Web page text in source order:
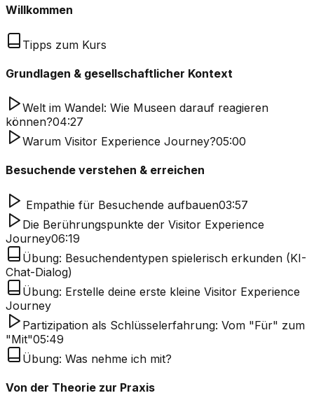
Willkommen
Tipps zum Kurs
Grundlagen & gesellschaftlicher Kontext
Welt im Wandel: Wie Museen darauf reagieren
können?04:27
Warum Visitor Experience Journey?05:00
Besuchende verstehen & erreichen
Empathie für Besuchende aufbauen03:57
Die Berührungspunkte der Visitor Experience
Journey06:19
Übung: Besuchendentypen spielerisch erkunden (KI-
Chat-Dialog)
Übung: Erstelle deine erste kleine Visitor Experience
Journey
Partizipation als Schlüsselerfahrung: Vom "Für" zum
"Mit"05:49
Übung: Was nehme ich mit?
Von der Theorie zur Praxis